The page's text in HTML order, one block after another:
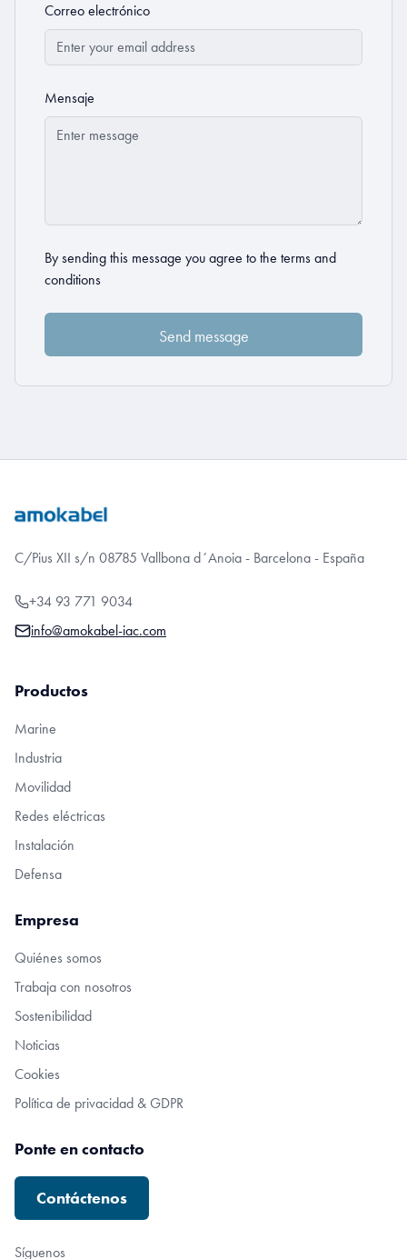
Correo electrónico
Mensaje
By sending this message you agree to the terms and
conditions
C/Pius XII s/n 08785 Vallbona d´Anoia - Barcelona - España
+34 93 771 9034
info@amokabel-iac.com
Productos
Marine
Industria
Movilidad
Redes eléctricas
Instalación
Defensa
Empresa
Quiénes somos
Trabaja con nosotros
Sostenibilidad
Noticias
Cookies
Política de privacidad & GDPR
Ponte en contacto
Contáctenos
Síguenos